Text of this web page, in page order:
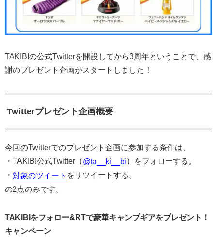
TAKIBIの公式Twitterを開設してから3周年ということで、感
謝のプレゼント企画がスタートしました！
Twitterプレゼント企画概要
今回のTwitterでのプレゼント企画に参加する条件は、
・TAKIBI公式Twitter（@ta__ki__bi）をフォローする。
・ 対象のツイート をリツイートする。
の2点のみです。
TAKIBIをフォロー&RTで豪華キャンプギアをプレゼント！
キャンペーン